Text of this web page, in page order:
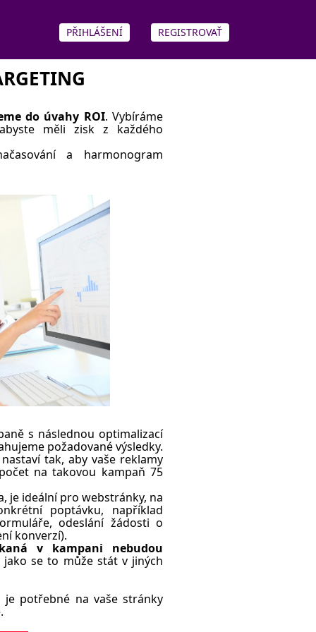
REGISTROVAŤ
PŘIHLÁŠENÍ
do úvahy ROI. Vybíráme
měli zisk z každého
a harmonogram
s následnou optimalizací
požadované výsledky.
tak, aby vaše reklamy
na takovou kampaň 75
je ideální pro webstránky, na
poptávku, například
odeslání žádosti o
konverzí).
v kampani nebudou
se to může stát v jiných
potřebné na vaše stránky